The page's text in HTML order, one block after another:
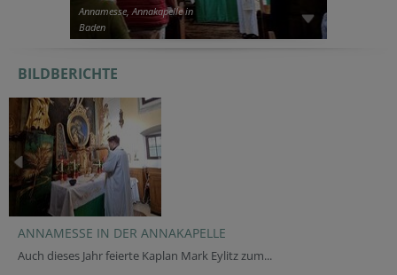
Annamesse, Annakapelle in
Baden
BILDBERICHTE
ANNAMESSE IN DER ANNAKAPELLE
Auch dieses Jahr feierte Kaplan Mark Eylitz zum...